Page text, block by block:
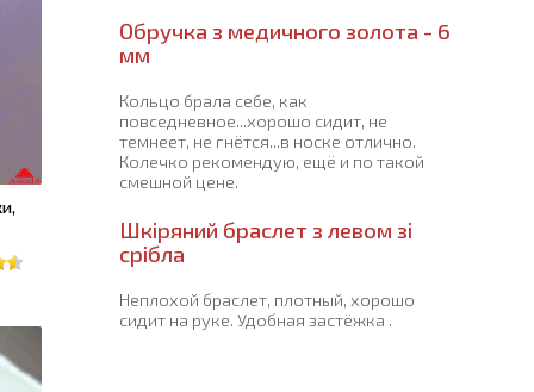
Обручка з медичного золота - 6
мм
Кольцо брала себе, как
повседневное...хорошо сидит, не
темнеет, не гнётся...в носке отлично.
Колечко рекомендую, ещё и по такой
смешной цене.
Шкіряний браслет з левом зі
срібла
Неплохой браслет, плотный, хорошо
сидит на руке. Удобная застёжка .